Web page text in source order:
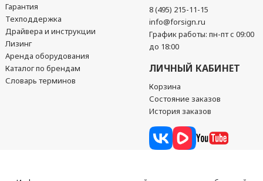
Гарантия
Техподдержка
Драйвера и инструкции
Лизинг
Аренда оборудования
Каталог по брендам
Словарь терминов
8 (495) 215-11-15
info@forsign.ru
График работы: пн-пт с 09:00
до 18:00
ЛИЧНЫЙ КАБИНЕТ
Корзина
Состояние заказов
История заказов